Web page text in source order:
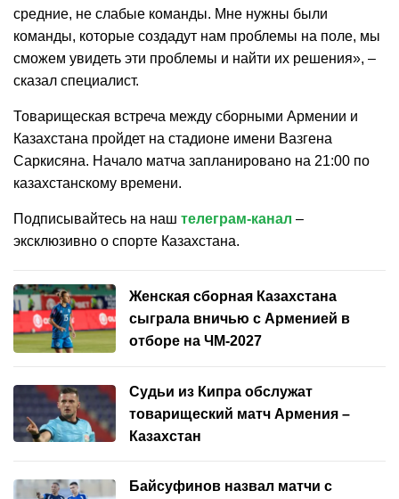
средние, не слабые команды. Мне нужны были
команды, которые создадут нам проблемы на поле, мы
сможем увидеть эти проблемы и найти их решения», –
сказал специалист.
Товарищеская встреча между сборными Армении и
Казахстана пройдет на стадионе имени Вазгена
Саркисяна. Начало матча запланировано на 21:00 по
казахстанскому времени.
Подписывайтесь на наш телеграм-канал –
эксклюзивно о спорте Казахстана.
Женская сборная Казахстана
сыграла вничью с Арменией в
отборе на ЧМ-2027
Судьи из Кипра обслужат
товарищеский матч Армения –
Казахстан
Байсуфинов назвал матчи с